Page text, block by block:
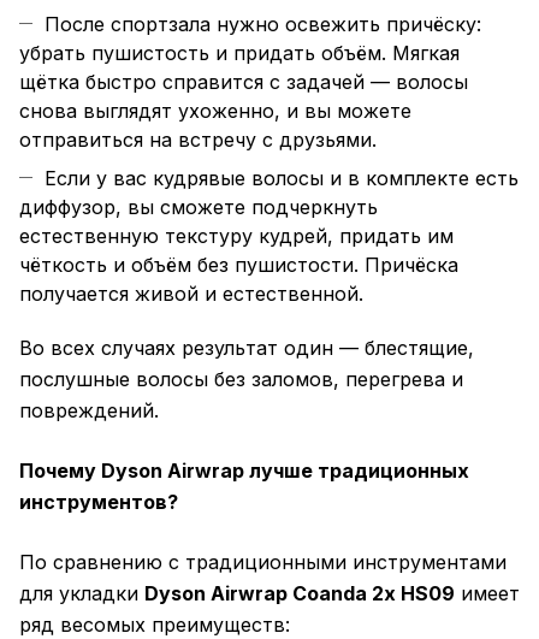
После спортзала нужно освежить причёску:
убрать пушистость и придать объём. Мягкая
щётка быстро справится с задачей — волосы
снова выглядят ухоженно, и вы можете
отправиться на встречу с друзьями.
Если у вас кудрявые волосы и в комплекте есть
диффузор, вы сможете подчеркнуть
естественную текстуру кудрей, придать им
чёткость и объём без пушистости. Причёска
получается живой и естественной.
Во всех случаях результат один — блестящие,
послушные волосы без заломов, перегрева и
повреждений.
Почему Dyson Airwrap лучше традиционных
инструментов?
По сравнению с традиционными инструментами
для укладки Dyson Airwrap Coanda 2x HS09 имеет
ряд весомых преимуществ: